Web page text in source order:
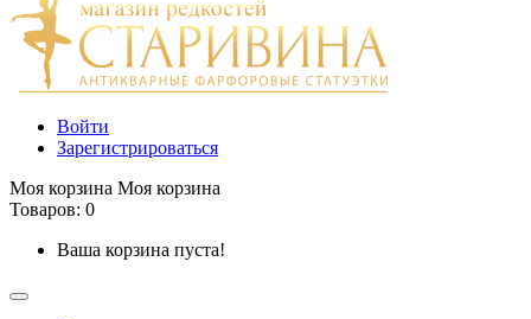
Войти
Зарегистрироваться
Моя корзина Моя корзина
Товаров: 0
Ваша корзина пуста!